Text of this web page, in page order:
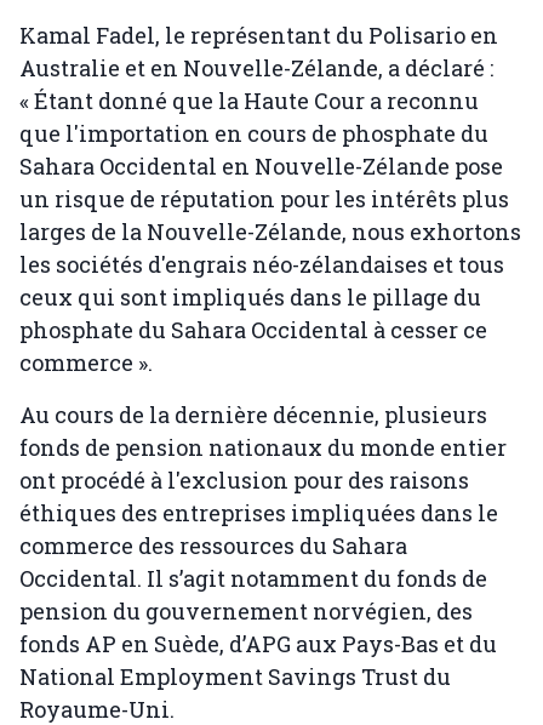
Kamal Fadel, le représentant du Polisario en
Australie et en Nouvelle-Zélande, a déclaré :
« Étant donné que la Haute Cour a reconnu
que l'importation en cours de phosphate du
Sahara Occidental en Nouvelle-Zélande pose
un risque de réputation pour les intérêts plus
larges de la Nouvelle-Zélande, nous exhortons
les sociétés d'engrais néo-zélandaises et tous
ceux qui sont impliqués dans le pillage du
phosphate du Sahara Occidental à cesser ce
commerce ».
Au cours de la dernière décennie, plusieurs
fonds de pension nationaux du monde entier
ont procédé à l'exclusion pour des raisons
éthiques des entreprises impliquées dans le
commerce des ressources du Sahara
Occidental. Il s’agit notamment du fonds de
pension du gouvernement norvégien, des
fonds AP en Suède, d’APG aux Pays-Bas et du
National Employment Savings Trust du
Royaume-Uni.